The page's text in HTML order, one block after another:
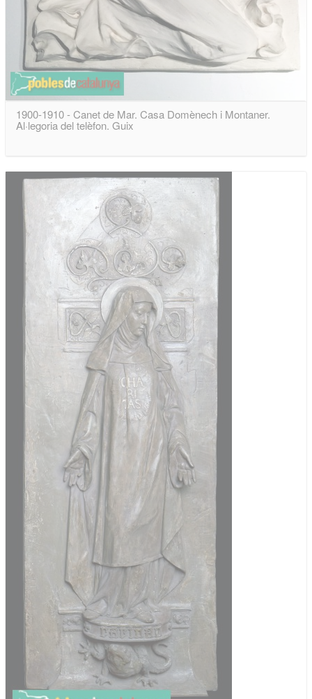
1900-1910 - Canet de Mar. Casa Domènech i Montaner.
Al·legoria del telèfon. Guix